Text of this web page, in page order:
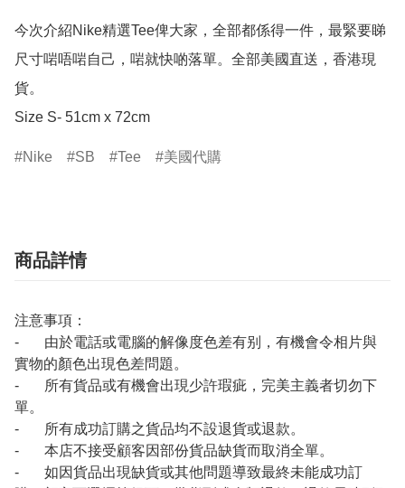
今次介紹Nike精選Tee俾大家，全部都係得一件，最緊要睇
尺寸啱唔啱自己，啱就快啲落單。全部美國直送，香港現
貨。
Size S- 51cm x 72cm
Nike SB Tee 美國代購
商品詳情
注意事項：
- 由於電話或電腦的解像度色差有别，有機會令相片與
實物的顏色出現色差問題。
- 所有貨品或有機會出現少許瑕疵，完美主義者切勿下
單。
- 所有成功訂購之貨品均不設退貨或退款。
- 本店不接受顧客因部份貨品缺貨而取消全單。
- 如因貨品出現缺貨或其他問題導致最終未能成功訂